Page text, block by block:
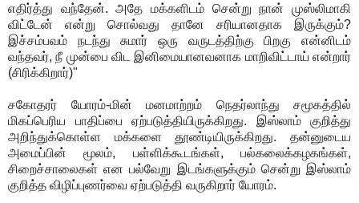
எதிர்த்து வந்தேன். அதே மக்களிடம் சென்று நான் முஸ்லிமாகி
விட்டேன் என்று சொல்வது தானே சரியானதாக இருக்கும்?
இச்சம்பவம் நடந்து சுமார் ஒரு வருடத்திற்கு பிறகு என்னிடம்
வந்தவர், நீ முன்பை விட இனிமையானவனாக மாறிவிட்டாய் என்றார்
(சிரிக்கிறார்)"
சகோதரர் யோரம்-மின் மனமாற்றம் நெதர்லாந்து சமூகத்தில்
மிகப்பெரிய பாதிப்பை ஏற்படுத்தியிருக்கிறது. இஸ்லாம் குறித்து
அறிந்துக்கொள்ள மக்களை தூண்டியிருக்கிறது. தன்னுடைய
அமைப்பின் மூலம், பள்ளிக்கூடங்கள், பல்கலைக்கழகங்கள்,
சிறைச்சாலைகள் என பல்வேறு இடங்களுக்கும் சென்று இஸ்லாம்
குறித்த விழிப்புணர்வை ஏற்படுத்தி வருகிறார் யோரம்.